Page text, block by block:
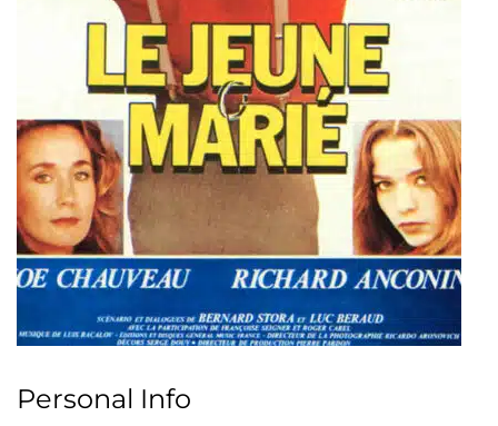
Personal Info